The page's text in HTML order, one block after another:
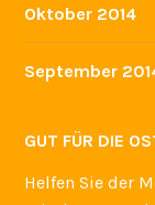
Oktober 2014
September
GUT FÜR DIE
Helfen Sie der